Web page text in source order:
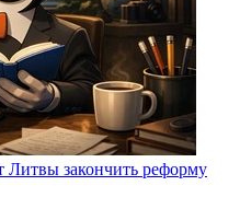
Литвы закончить реформу